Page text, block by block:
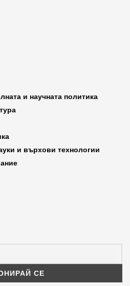
и научната политика
и върхови технологии